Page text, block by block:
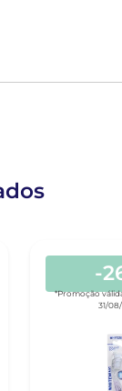
-
*Promoção
31/